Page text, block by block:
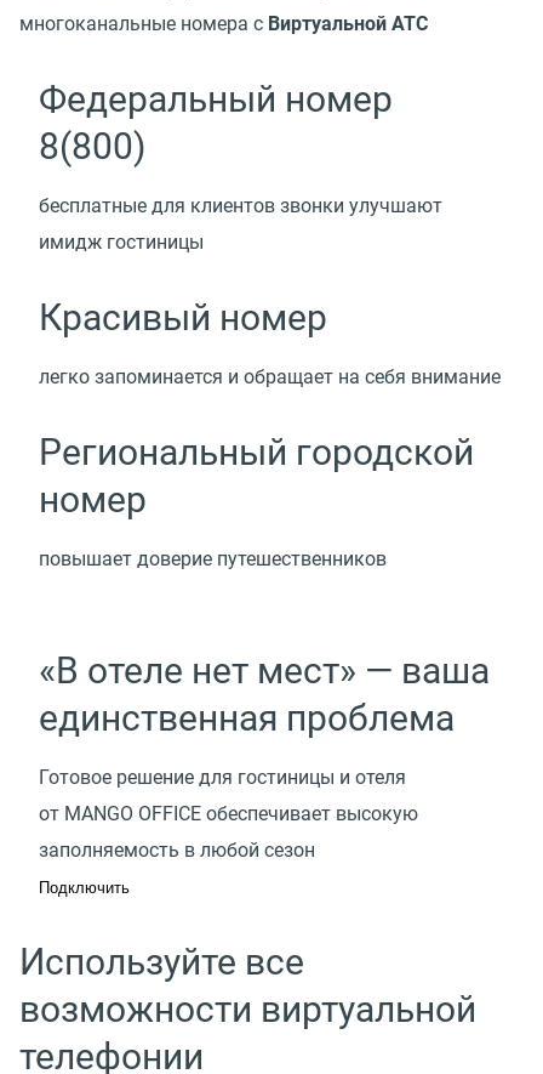
многоканальные номера с Виртуальной АТС
Федеральный номер
8(800)
бесплатные для клиентов звонки улучшают
имидж гостиницы
Красивый номер
легко запоминается и обращает на себя внимание
Региональный городской
номер
повышает доверие путешественников
«В отеле нет мест» — ваша
единственная проблема
Готовое решение для гостиницы и отеля
от MANGO OFFICE обеспечивает высокую
заполняемость в любой сезон
Подключить
Используйте все
возможности виртуальной
телефонии